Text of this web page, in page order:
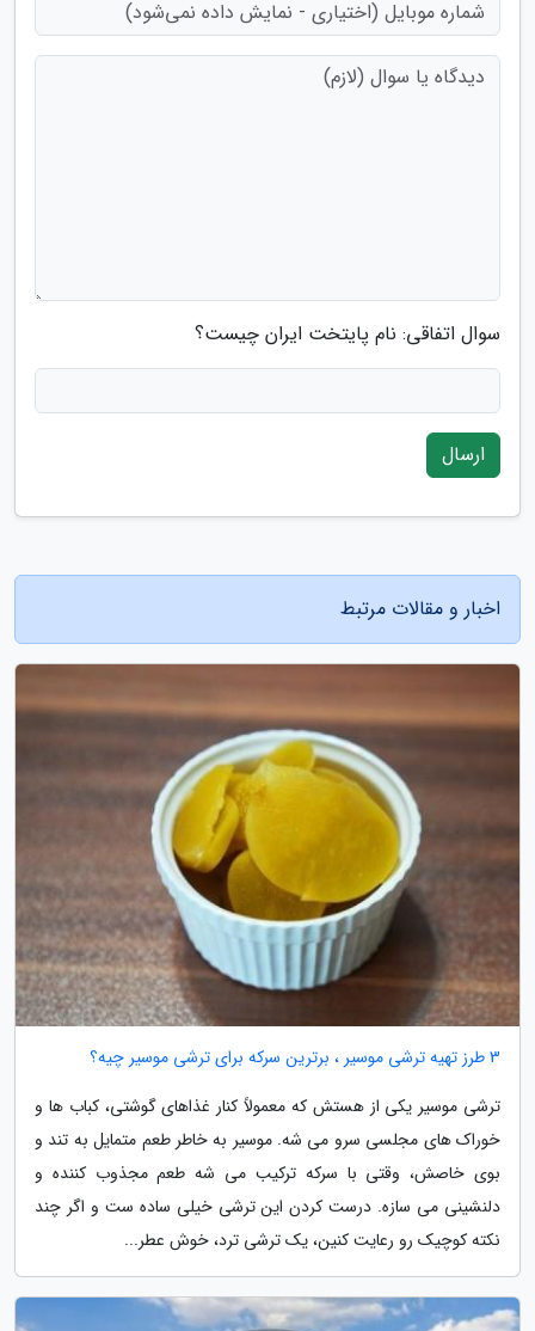
سوال اتفاقی: نام پایتخت ایران چیست؟
ارسال
اخبار و مقالات مرتبط
3 طرز تهیه ترشی موسیر ، برترین سرکه برای ترشی موسیر چیه؟
ترشی موسیر یکی از هستش که معمولاً کنار غذاهای گوشتی، کباب ها و
خوراک های مجلسی سرو می شه. موسیر به خاطر طعم متمایل به تند و
بوی خاصش، وقتی با سرکه ترکیب می شه طعم مجذوب کننده و
دلنشینی می سازه. درست کردن این ترشی خیلی ساده ست و اگر چند
نکته کوچیک رو رعایت کنین، یک ترشی ترد، خوش عطر...